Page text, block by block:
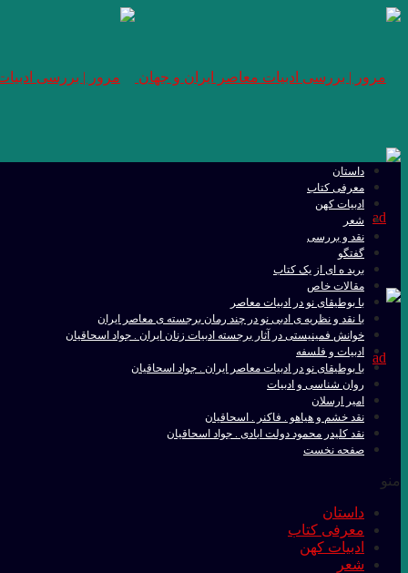
داستان
معرفی کتاب
ادبیات کهن
شعر
نقد و بررسی
گفتگو
برید ه ای از یک کتاب
مقالات خاص
با بوطیقای نو در ادبیات معاصر
با نقد و نظریه ی ادبی نو در چند رمان برجسته ی معاصر ایران
خوانش فمینیستی در آثار برجسته ادبیات زنان ایران . جواد اسحاقیان
ادبیات و فلسفه
با بوطیقای نو در ادبیات معاصر ایران . جواد اسحاقیان
روان شناسی و ادبیات
امیر ارسلان
نقد خشم و هیاهو . فاکنر . اسحاقیان
نقد کلیدر محمود دولت ابادی . جواد اسحاقیان
صفحه نخست
منو
داستان
معرفی کتاب
ادبیات کهن
شعر